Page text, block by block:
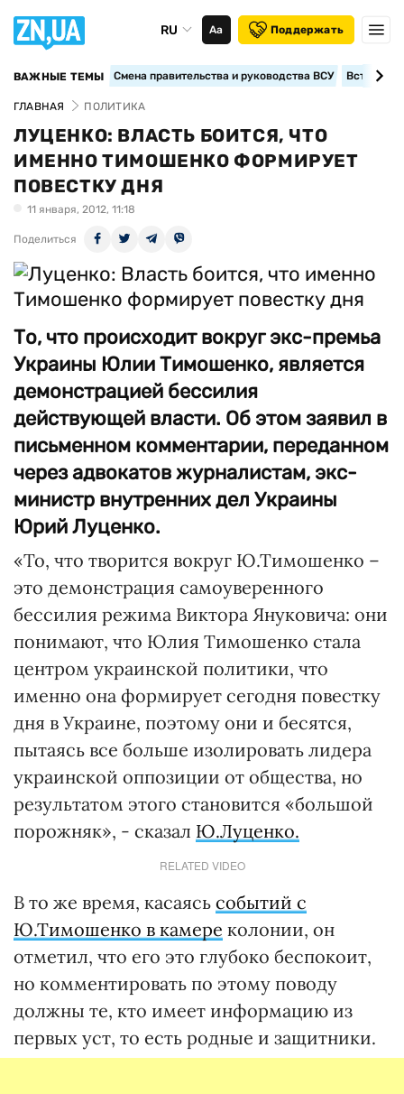
RU Аа Поддержать
ВАЖНЫЕ ТЕМЫ Смена правительства и руководства ВСУ
ГЛАВНАЯ ПОЛИТИКА
ЛУЦЕНКО: ВЛАСТЬ БОИТСЯ, ЧТО
ИМЕННО ТИМОШЕНКО ФОРМИРУЕТ
ПОВЕСТКУ ДНЯ
11 января, 2012, 11:18
Поделиться
То, что происходит вокруг экс-премьа
Украины Юлии Тимошенко, является
демонстрацией бессилия
действующей власти. Об этом заявил в
письменном комментарии, переданном
через адвокатов журналистам, экс-
министр внутренних дел Украины
Юрий Луценко.
«То, что творится вокруг Ю.Тимошенко –
это демонстрация самоуверенного
бессилия режима Виктора Януковича: они
понимают, что Юлия Тимошенко стала
центром украинской политики, что
именно она формирует сегодня повестку
дня в Украине, поэтому они и бесятся,
пытаясь все больше изолировать лидера
украинской оппозиции от общества, но
результатом этого становится «большой
порожняк», - сказал Ю.Луценко.
RELATED VIDEO
В то же время, касаясь событий с
Ю.Тимошенко в камере колонии, он
отметил, что его это глубоко беспокоит,
но комментировать по этому поводу
должны те, кто имеет информацию из
первых уст, то есть родные и защитники.